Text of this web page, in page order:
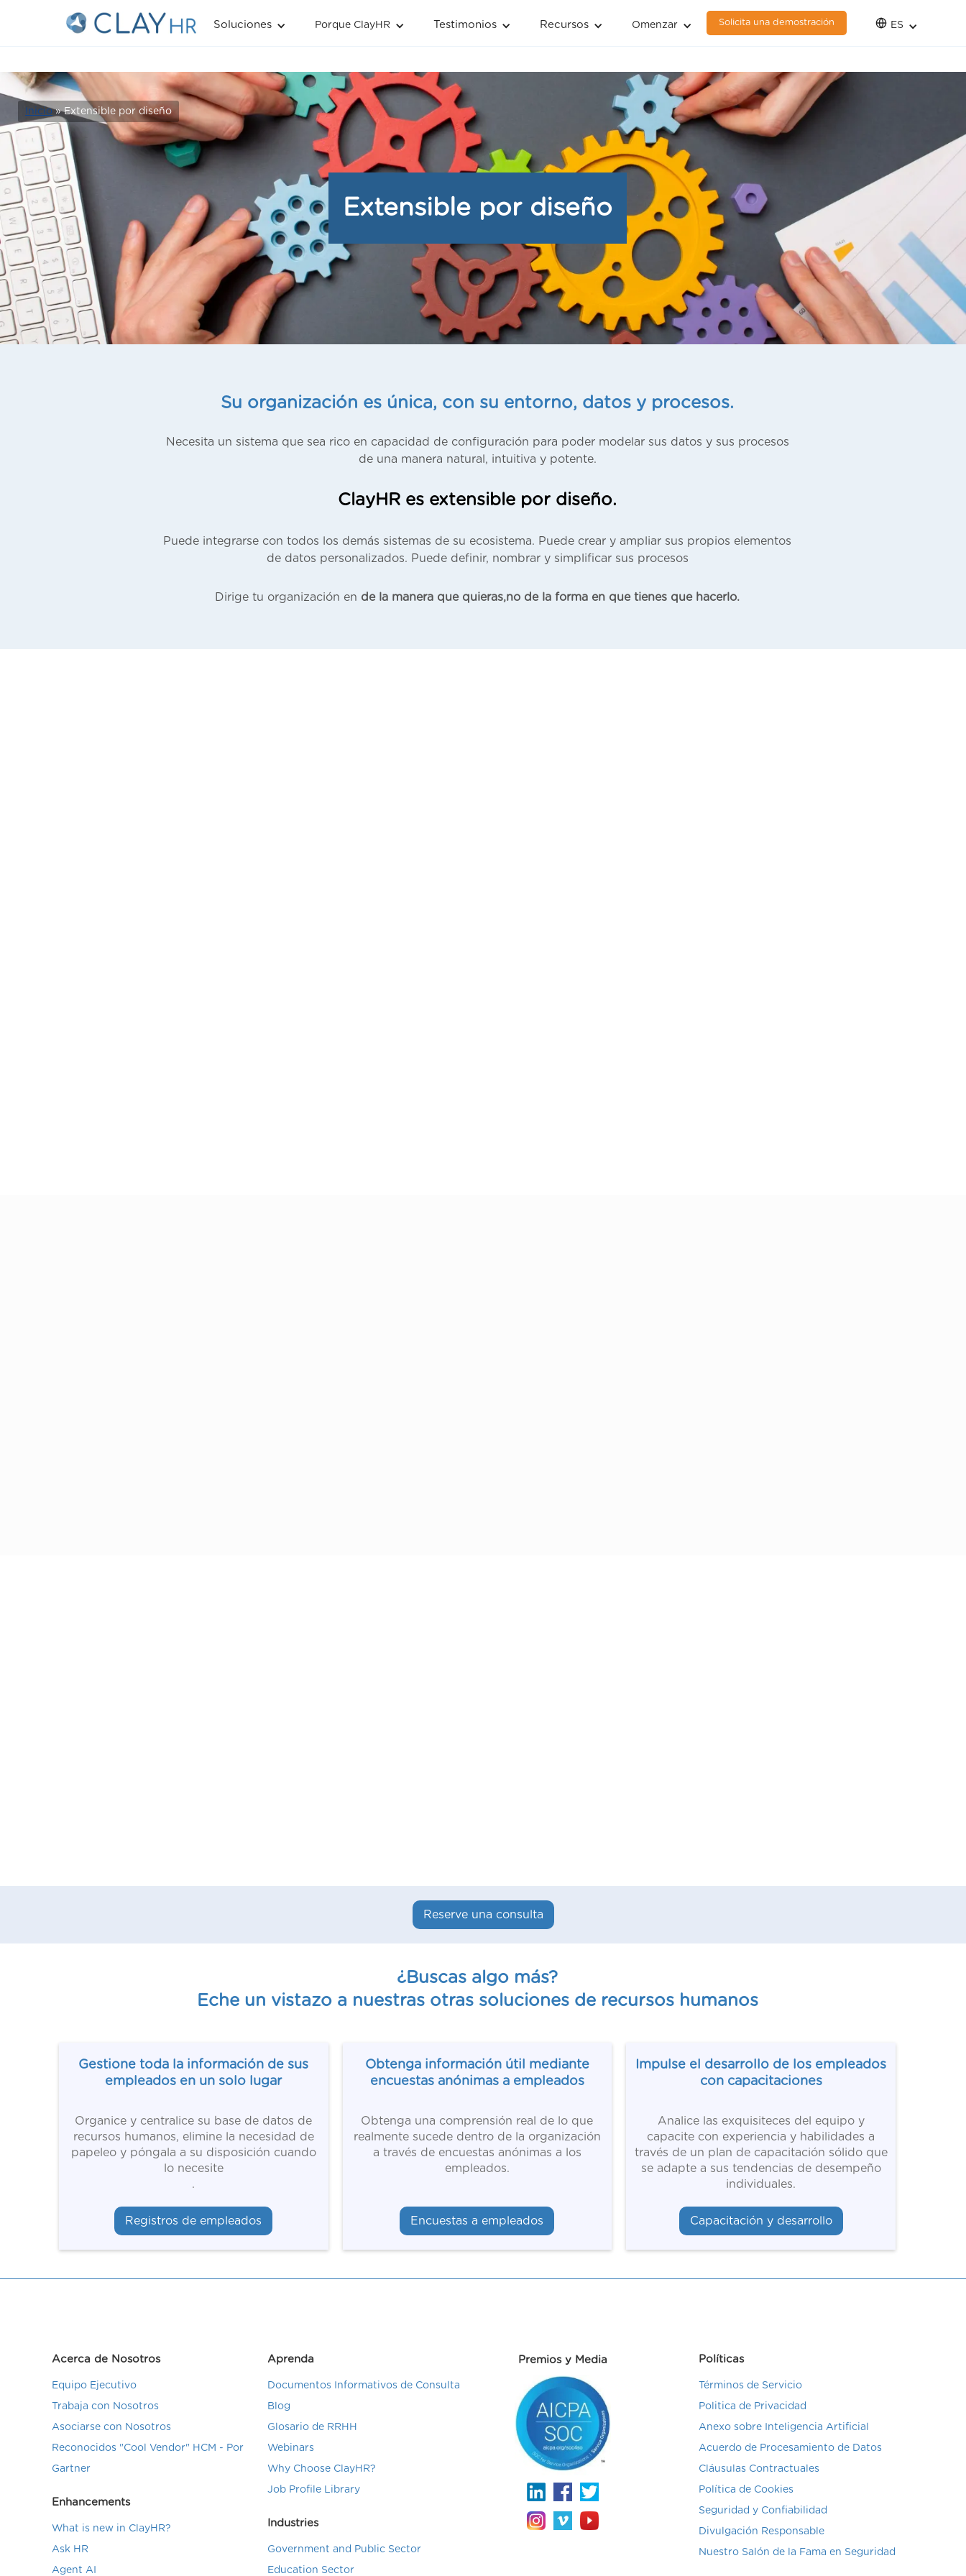
Soluciones Porque ClayHR Testimonios Recursos Omenzar Solicita una demostración ES
Inicio» Extensible por diseño
Extensible por diseño
Su organización es única, con su entorno, datos y procesos.
Necesita un sistema que sea rico en capacidad de configuración para poder modelar sus datos y sus procesos
de una manera natural, intuitiva y potente.
ClayHR es extensible por diseño.
Puede integrarse con todos los demás sistemas de su ecosistema. Puede crear y ampliar sus propios elementos
de datos personalizados. Puede definir, nombrar y simplificar sus procesos
Dirige tu organización en de la manera que quieras,no de la forma en que tienes que hacerlo.
Reserve una consulta
¿Buscas algo más?
Eche un vistazo a nuestras otras soluciones de recursos humanos
Gestione toda la información de sus
empleados en un solo lugar
Organice y centralice su base de datos de
recursos humanos, elimine la necesidad de
papeleo y póngala a su disposición cuando
lo necesite
.
Registros de empleados
Obtenga información útil mediante
encuestas anónimas a empleados
Obtenga una comprensión real de lo que
realmente sucede dentro de la organización
a través de encuestas anónimas a los
empleados.
Encuestas a empleados
Impulse el desarrollo de los empleados
con capacitaciones
Analice las exquisiteces del equipo y
capacite con experiencia y habilidades a
través de un plan de capacitación sólido que
se adapte a sus tendencias de desempeño
individuales.
Capacitación y desarrollo
Acerca de Nosotros
Equipo Ejecutivo
Trabaja con Nosotros
Asociarse con Nosotros
Reconocidos "Cool Vendor" HCM - Por
Gartner
Enhancements
What is new in ClayHR?
Ask HR
Agent AI
Aprenda
Documentos Informativos de Consulta
Blog
Glosario de RRHH
Webinars
Why Choose ClayHR?
Job Profile Library
Industries
Government and Public Sector
Education Sector
Premios y Media Políticas
Términos de Servicio
Politica de Privacidad
Anexo sobre Inteligencia Artificial
Acuerdo de Procesamiento de Datos
Cláusulas Contractuales
Política de Cookies
Seguridad y Confiabilidad
Divulgación Responsable
Nuestro Salón de la Fama en Seguridad